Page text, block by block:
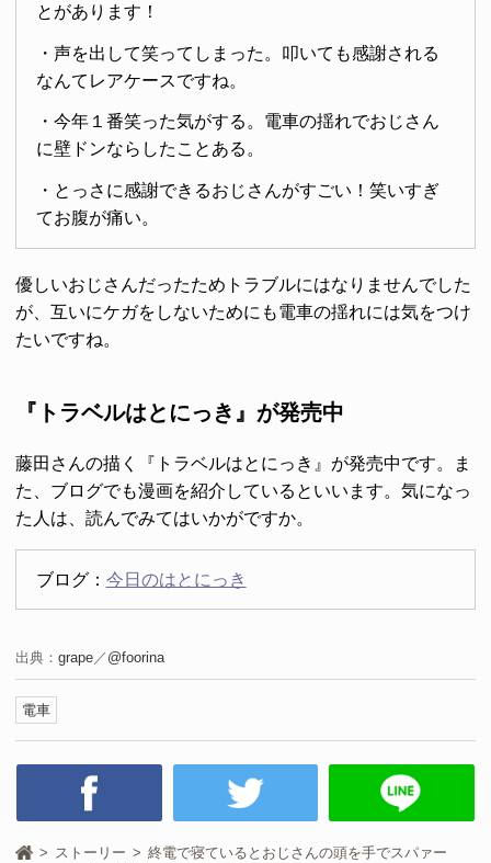
とがあります！
・声を出して笑ってしまった。叩いても感謝される
なんてレアケースですね。
・今年１番笑った気がする。電車の揺れでおじさん
に壁ドンならしたことある。
・とっさに感謝できるおじさんがすごい！笑いすぎ
てお腹が痛い。
優しいおじさんだったためトラブルにはなりませんでした
が、互いにケガをしないためにも電車の揺れには気をつけ
たいですね。
『トラベルはとにっき』が発売中
藤田さんの描く『トラベルはとにっき』が発売中です。ま
た、ブログでも漫画を紹介しているといいます。気になっ
た人は、読んでみてはいかがですか。
ブログ： 今日のはとにっき
出典： grape／ @foorina
電車
ストーリー
終電で寝ているとおじさんの頭を手でスパァー